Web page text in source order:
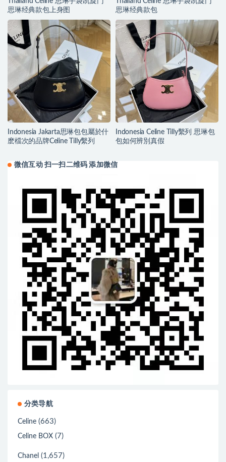
思琳经典款包上身图
思琳经典款包
Indonesia Jakarta思琳包包屬於什
麽檔次的品牌Celine Tilly繫列
Indonesia Celine Tilly繫列 思琳包
包如何辨別真假
微信互动 扫一扫二维码 添加微信
分类导航
Celine (663)
Celine BOX (7)
Chanel (1,657)